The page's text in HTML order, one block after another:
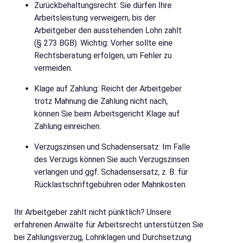
Zurückbehaltungsrecht: Sie dürfen Ihre
Arbeitsleistung verweigern, bis der
Arbeitgeber den ausstehenden Lohn zahlt
(§ 273 BGB). Wichtig: Vorher sollte eine
Rechtsberatung erfolgen, um Fehler zu
vermeiden.
Klage auf Zahlung: Reicht der Arbeitgeber
trotz Mahnung die Zahlung nicht nach,
können Sie beim Arbeitsgericht Klage auf
Zahlung einreichen.
Verzugszinsen und Schadensersatz: Im Falle
des Verzugs können Sie auch Verzugszinsen
verlangen und ggf. Schadensersatz, z. B. für
Rücklastschriftgebühren oder Mahnkosten.
Ihr Arbeitgeber zahlt nicht pünktlich? Unsere
erfahrenen Anwälte für Arbeitsrecht unterstützen Sie
bei Zahlungsverzug, Lohnklagen und Durchsetzung